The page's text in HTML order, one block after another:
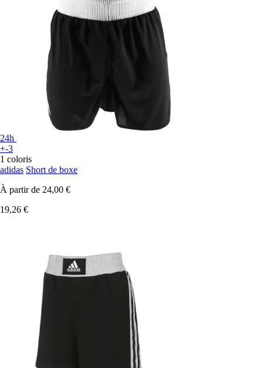
24h
+-3
1 coloris
adidas Short de boxe
À partir de 24,00 €
19,26 €